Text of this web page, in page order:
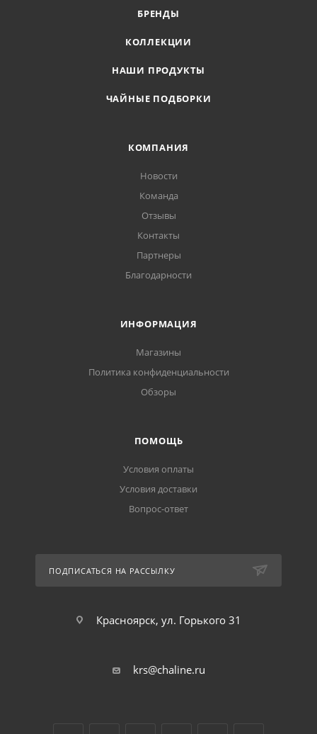
БРЕНДЫ
КОЛЛЕКЦИИ
НАШИ ПРОДУКТЫ
ЧАЙНЫЕ ПОДБОРКИ
КОМПАНИЯ
Новости
Команда
Отзывы
Контакты
Партнеры
Благодарности
ИНФОРМАЦИЯ
Магазины
Политика конфиденциальности
Обзоры
ПОМОЩЬ
Условия оплаты
Условия доставки
Вопрос-ответ
ПОДПИСАТЬСЯ НА РАССЫЛКУ
Красноярск, ул. Горького 31
krs@chaline.ru